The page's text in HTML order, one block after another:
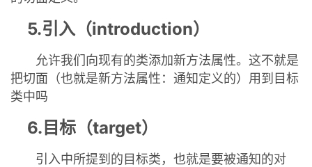
5.引入（introduction）
允许我们向现有的类添加新方法属性。这不就是
把切面（也就是新方法属性：通知定义的）用到目标
类中吗
6.目标（target）
引入中所提到的目标类，也就是要被通知的对